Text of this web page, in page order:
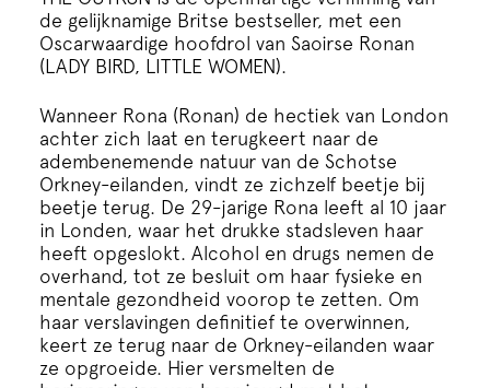
Onderwijs
ECI Cultuurcafé
Over ons
Contact
Steun ons
de gelijknamige Britse bestseller, met een
Oscarwaardige hoofdrol van Saoirse Ronan
(LADY BIRD, LITTLE WOMEN).
Wanneer Rona (Ronan) de hectiek van London
achter zich laat en terugkeert naar de
adembenemende natuur van de Schotse
Orkney-eilanden, vindt ze zichzelf beetje bij
beetje terug. De 29-jarige Rona leeft al 10 jaar
in Londen, waar het drukke stadsleven haar
heeft opgeslokt. Alcohol en drugs nemen de
overhand, tot ze besluit om haar fysieke en
mentale gezondheid voorop te zetten. Om
haar verslavingen definitief te overwinnen,
keert ze terug naar de Orkney-eilanden waar
ze opgroeide. Hier versmelten de